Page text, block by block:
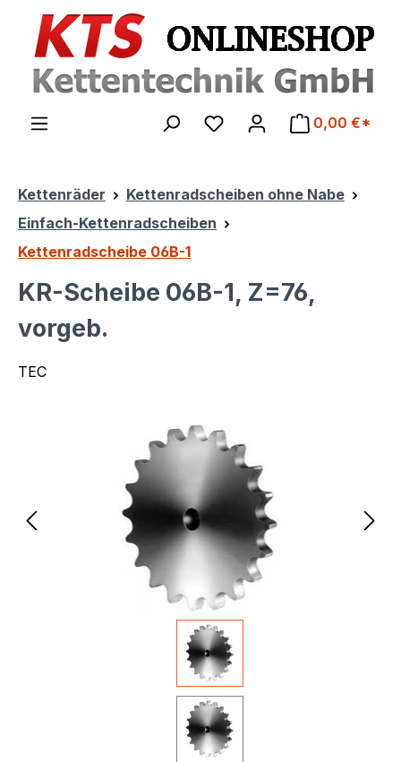
Zum Hauptinhalt springen
0,00 €*
Kettenräder
Kettenradscheiben ohne Nabe
Einfach-Kettenradscheiben
Kettenradscheibe 06B-1
KR-Scheibe 06B-1, Z=76,
vorgeb.
TEC
Bildergalerie überspringen